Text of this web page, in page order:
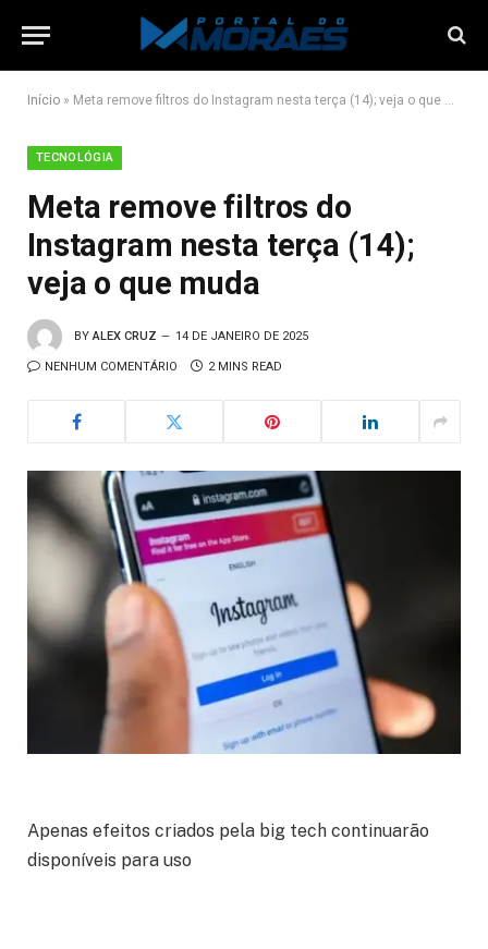
Início » Meta remove filtros do Instagram nesta terça (14); veja o que muda
TECNOLÓGIA
Meta remove filtros do
Instagram nesta terça (14);
veja o que muda
BY ALEX CRUZ 14 DE JANEIRO DE 2025
NENHUM COMENTÁRIO 2 MINS READ
Apenas efeitos criados pela big tech continuarão
disponíveis para uso